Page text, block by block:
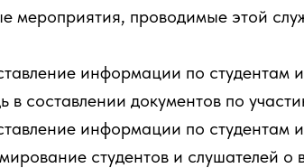
мероприятия, проводимые этой
информации по студентам
в составлении документов по
информации по студентам
студентов и слушателей о